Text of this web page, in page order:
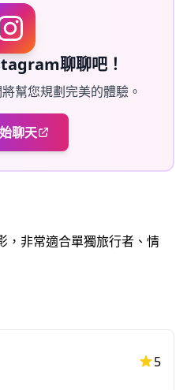
攝地點有雨，或者在拍攝當
重新安排日期和時間，(2)更
變體型、面部特徵、背景或移
聊聊吧！
幫您規劃完美的體驗。
聊天
，非常適合單獨旅行者、情
5